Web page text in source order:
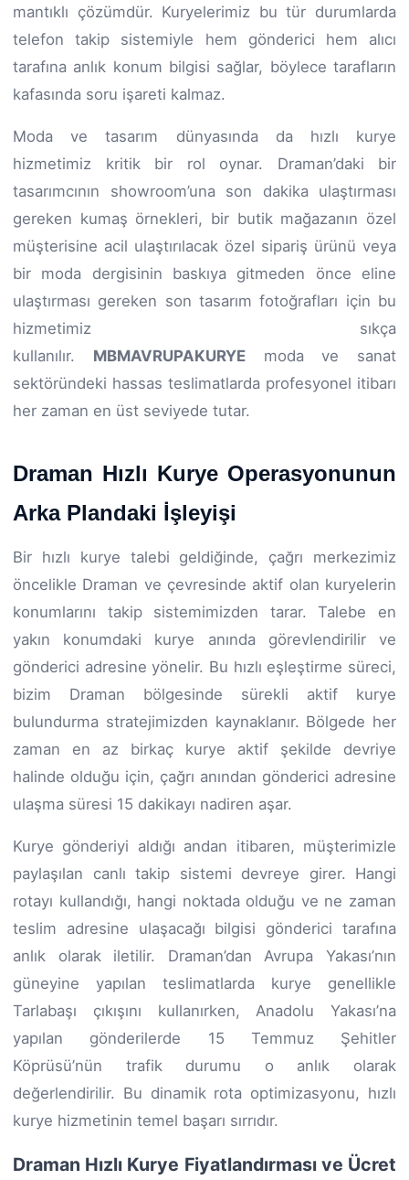
mantıklı çözümdür. Kuryelerimiz bu tür durumlarda
telefon takip sistemiyle hem gönderici hem alıcı
tarafına anlık konum bilgisi sağlar, böylece tarafların
kafasında soru işareti kalmaz.
Moda ve tasarım dünyasında da hızlı kurye
hizmetimiz kritik bir rol oynar. Draman’daki bir
tasarımcının showroom’una son dakika ulaştırması
gereken kumaş örnekleri, bir butik mağazanın özel
müşterisine acil ulaştırılacak özel sipariş ürünü veya
bir moda dergisinin baskıya gitmeden önce eline
ulaştırması gereken son tasarım fotoğrafları için bu
hizmetimiz sıkça
kullanılır. MBMAVRUPAKURYEmoda ve sanat
sektöründeki hassas teslimatlarda profesyonel itibarı
her zaman en üst seviyede tutar.
Draman Hızlı Kurye Operasyonunun
Arka Plandaki İşleyişi
Bir hızlı kurye talebi geldiğinde, çağrı merkezimiz
öncelikle Draman ve çevresinde aktif olan kuryelerin
konumlarını takip sistemimizden tarar. Talebe en
yakın konumdaki kurye anında görevlendirilir ve
gönderici adresine yönelir. Bu hızlı eşleştirme süreci,
bizim Draman bölgesinde sürekli aktif kurye
bulundurma stratejimizden kaynaklanır. Bölgede her
zaman en az birkaç kurye aktif şekilde devriye
halinde olduğu için, çağrı anından gönderici adresine
ulaşma süresi 15 dakikayı nadiren aşar.
Kurye gönderiyi aldığı andan itibaren, müşterimizle
paylaşılan canlı takip sistemi devreye girer. Hangi
rotayı kullandığı, hangi noktada olduğu ve ne zaman
teslim adresine ulaşacağı bilgisi gönderici tarafına
anlık olarak iletilir. Draman’dan Avrupa Yakası’nın
güneyine yapılan teslimatlarda kurye genellikle
Tarlabaşı çıkışını kullanırken, Anadolu Yakası’na
yapılan gönderilerde 15 Temmuz Şehitler
Köprüsü’nün trafik durumu o anlık olarak
değerlendirilir. Bu dinamik rota optimizasyonu, hızlı
kurye hizmetinin temel başarı sırrıdır.
Draman Hızlı Kurye Fiyatlandırması ve Ücret